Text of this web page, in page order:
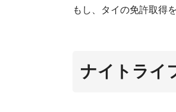
もし、タイの免許取得
ナイトライ